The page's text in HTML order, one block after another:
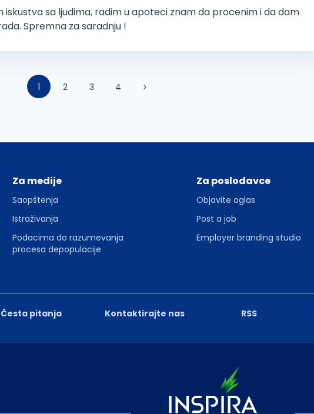
iskustva sa ljudima, radim u apoteci znam da procenim i da dam
Spremna za saradnju !
1 2 3 4
Česta pitanja Kontaktirajte nas RSS
Za medije
Saopštenja
Istraživanja
Podacima do razumevanja
procesa depopulacije
Za poslodavce
Objavite oglas
Post a job
Employer branding studio